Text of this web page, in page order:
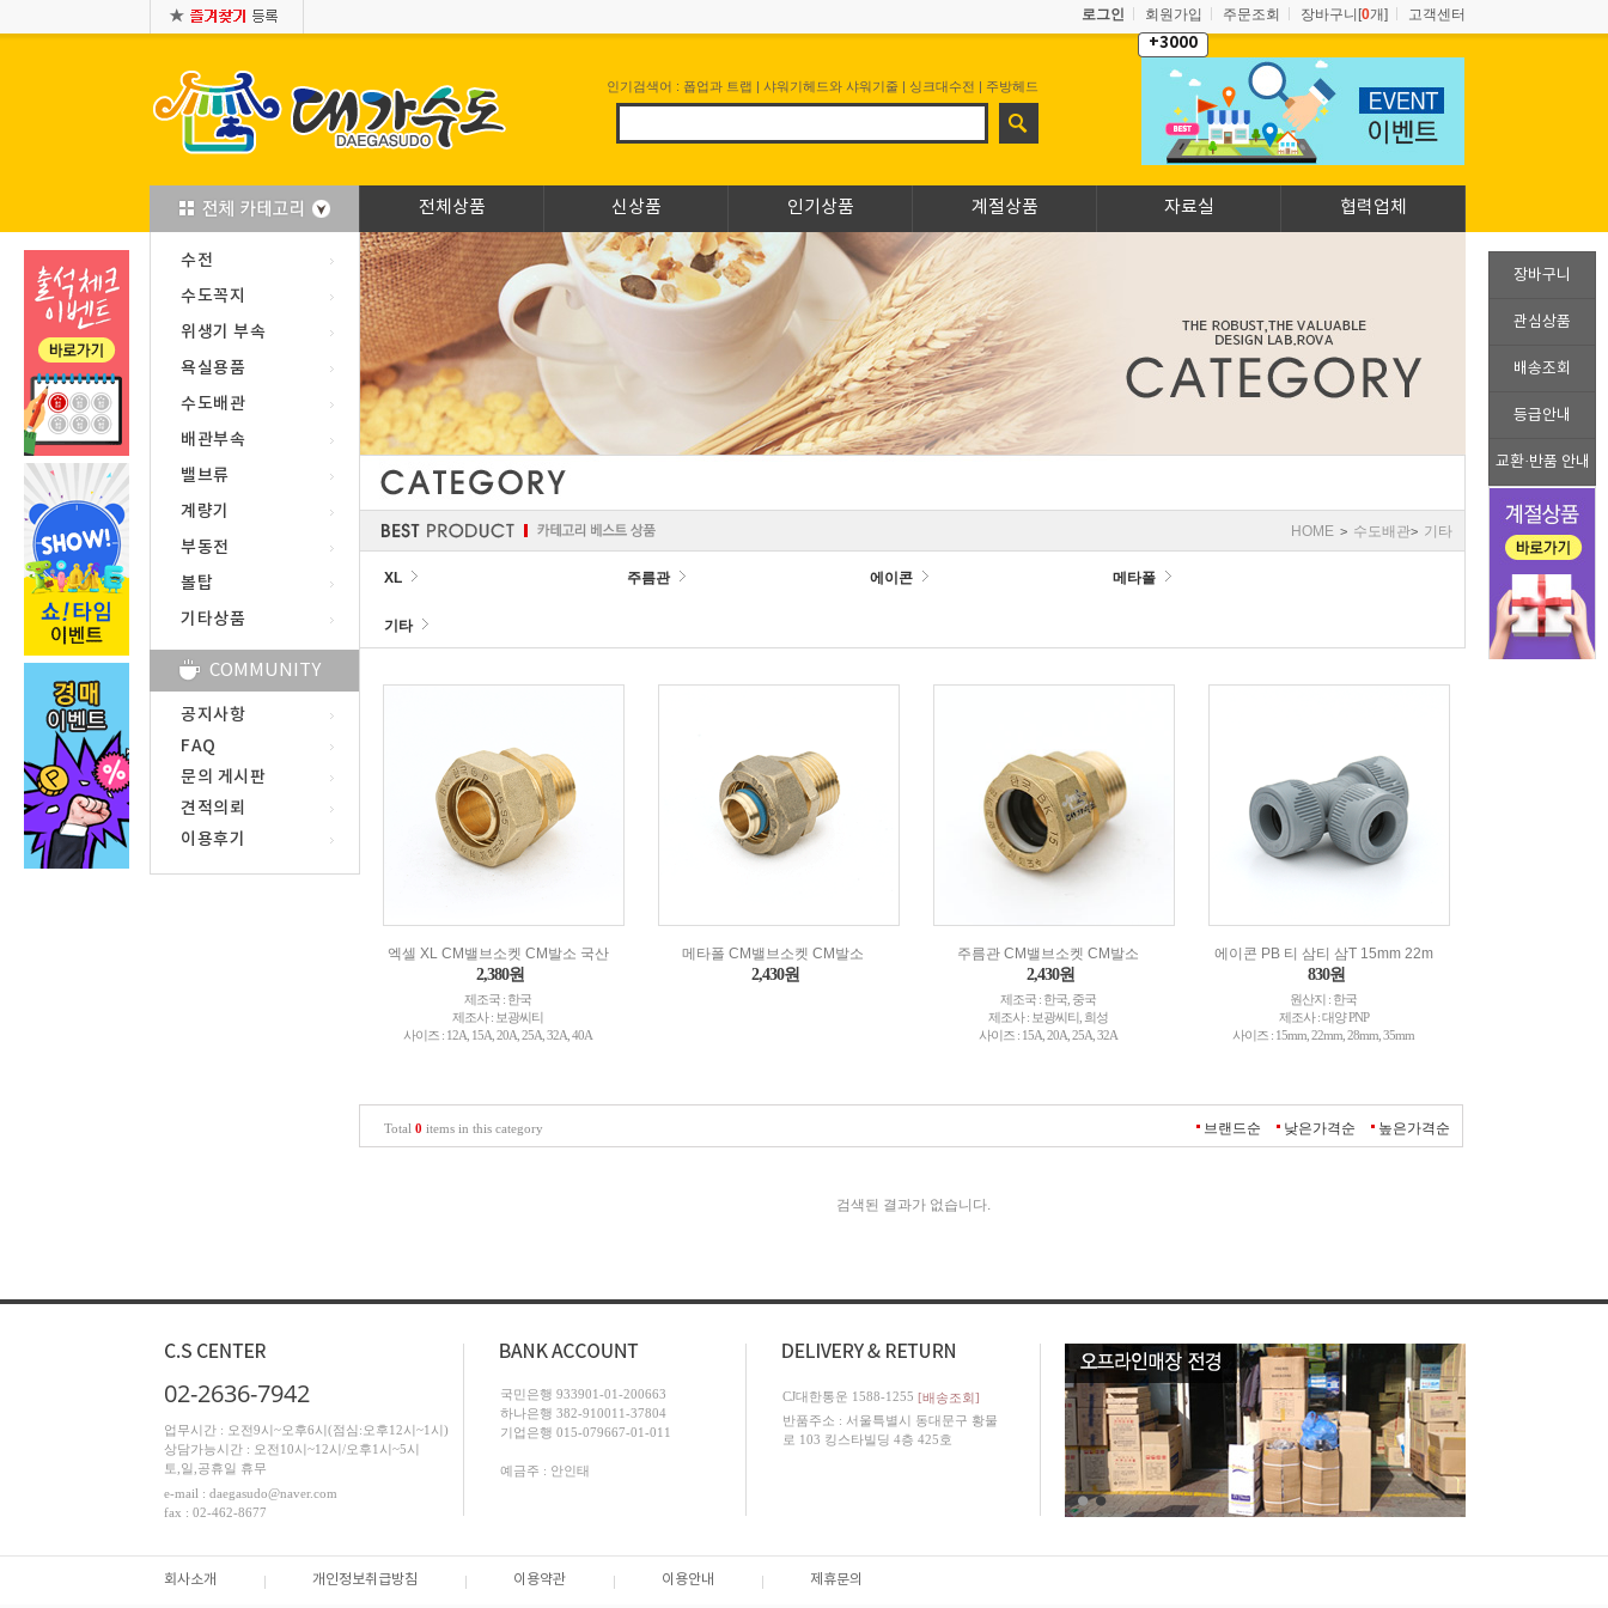
장바구니
관심상품
배송조회
등급안내
교환·반품 안내
+3000
로그인 회원가입 주문조회 장바구니[0개] 고객센터
인기검색어 : 폽업과 트랩 | 샤워기헤드와 샤워기줄 | 싱크대수전 | 주방헤드
전체상품 신상품 인기상품 계절상품 자료실 협력업체
수전
수도꼭지
위생기 부속
욕실용품
수도배관
배관부속
밸브류
계량기
부동전
볼탑
기타상품
COMMUNITY
공지사항
FAQ
문의 게시판
견적의뢰
이용후기
HOME > 수도배관> 기타
XL 주름관 에이콘 메타폴
기타
엑셀 XL CM밸브소켓 CM발소 국산
2,380원
제조국 : 한국
제조사 : 보광씨티
사이즈 : 12A, 15A, 20A, 25A, 32A, 40A
메타폴 CM밸브소켓 CM발소
2,430원
주름관 CM밸브소켓 CM발소
2,430원
제조국 : 한국, 중국
제조사 : 보광씨티, 희성
사이즈 : 15A, 20A, 25A, 32A
에이콘 PB 티 삼티 삼T 15mm 22m
830원
원산지 : 한국
제조사 : 대양 PNP
사이즈 : 15mm, 22mm, 28mm, 35mm
Total 0 items in this category 브랜드순 낮은가격순 높은가격순
검색된 결과가 없습니다.
02-2636-7942
업무시간 : 오전9시~오후6시(점심:오후12시~1시)
상담가능시간 : 오전10시~12시/오후1시~5시
토,일,공휴일 휴무
e-mail : daegasudo@naver.com
fax : 02-462-8677
국민은행 933901-01-200663
하나은행 382-910011-37804
기업은행 015-079667-01-011
예금주 : 안인태
CJ대한통운 1588-1255 [배송조회]
반품주소 : 서울특별시 동대문구 황물
로 103 킹스타빌딩 4층 425호
회사소개 개인정보취급방침 이용약관 이용안내 제휴문의